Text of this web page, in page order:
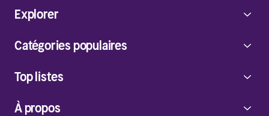
À propos
Explorer
Catégories populaires
Top listes